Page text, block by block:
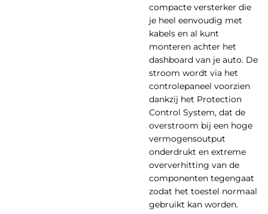
compacte versterker die
je heel eenvoudig met
kabels en al kunt
monteren achter het
dashboard van je auto. De
stroom wordt via het
controlepaneel voorzien
dankzij het Protection
Control System, dat de
overstroom bij een hoge
vermogensoutput
onderdrukt en extreme
oververhitting van de
componenten tegengaat
zodat het toestel normaal
gebruikt kan worden.